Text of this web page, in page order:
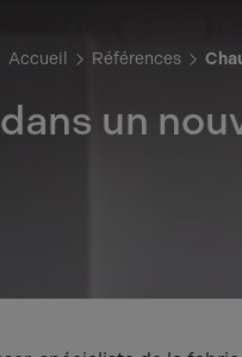
Accueil Références
un